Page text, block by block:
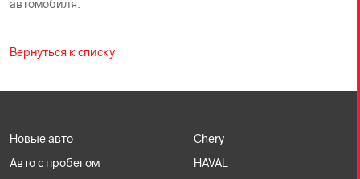
автомобиля.
Вернуться к списку
Новые авто
Авто с пробегом
Chery
HAVAL